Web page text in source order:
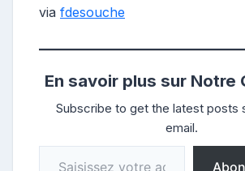
via fdesouche
En savoir plus sur Notre
Subscribe to get the latest posts
email.
Saisissez votre adresse e-mail…